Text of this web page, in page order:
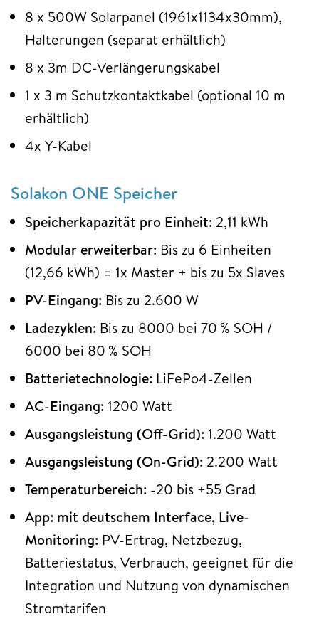
8 x 500W Solarpanel (1961x1134x30mm),
Halterungen (separat erhältlich)
8 x 3m DC-Verlängerungskabel
1 x 3 m Schutzkontaktkabel (optional 10 m
erhältlich)
4x Y-Kabel
Solakon ONE Speicher
Speicherkapazität pro Einheit: 2,11 kWh
Modular erweiterbar: Bis zu 6 Einheiten
(12,66 kWh) = 1x Master + bis zu 5x Slaves
PV-Eingang: Bis zu 2.600 W
Ladezyklen: Bis zu 8000 bei 70 % SOH /
6000 bei 80 % SOH
Batterietechnologie: LiFePo4-Zellen
AC-Eingang: 1200 Watt
Ausgangsleistung (Off-Grid): 1.200 Watt
Ausgangsleistung (On-Grid): 2.200 Watt
Temperaturbereich: -20 bis +55 Grad
App: mit deutschem Interface, Live-
Monitoring: PV-Ertrag, Netzbezug,
Batteriestatus, Verbrauch, geeignet für die
Integration und Nutzung von dynamischen
Stromtarifen